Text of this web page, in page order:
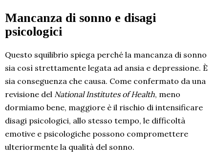
Mancanza di sonno e disagi
psicologici
Questo squilibrio spiega perché la mancanza di sonno
sia così strettamente legata ad ansia e depressione. È
sia conseguenza che causa. Come confermato da una
revisione del National Institutes of Health, meno
dormiamo bene, maggiore è il rischio di intensificare
disagi psicologici, allo stesso tempo, le difficoltà
emotive e psicologiche possono compromettere
ulteriormente la qualità del sonno.